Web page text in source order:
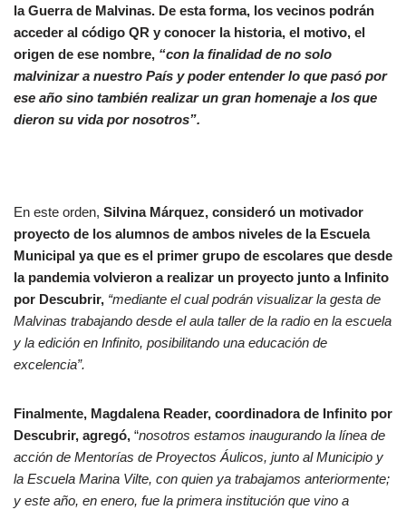
la Guerra de Malvinas. De esta forma, los vecinos podrán
acceder al código QR y conocer la historia, el motivo, el
origen de ese nombre, “con la finalidad de no solo
malvinizar a nuestro País y poder entender lo que pasó por
ese año sino también realizar un gran homenaje a los que
dieron su vida por nosotros”.
En este orden, Silvina Márquez, consideró un motivador
proyecto de los alumnos de ambos niveles de la Escuela
Municipal ya que es el primer grupo de escolares que desde
la pandemia volvieron a realizar un proyecto junto a Infinito
por Descubrir, “mediante el cual podrán visualizar la gesta de
Malvinas trabajando desde el aula taller de la radio en la escuela
y la edición en Infinito, posibilitando una educación de
excelencia”.
Finalmente, Magdalena Reader, coordinadora de Infinito por
Descubrir, agregó, “nosotros estamos inaugurando la línea de
acción de Mentorías de Proyectos Áulicos, junto al Municipio y
la Escuela Marina Vilte, con quien ya trabajamos anteriormente;
y este año, en enero, fue la primera institución que vino a